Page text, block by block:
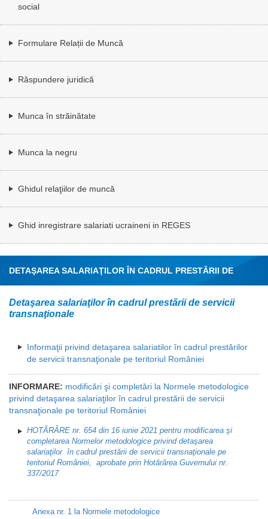
social
Formulare Relații de Muncă
Răspundere juridică
Munca în străinătate
Munca la negru
Ghidul relaţiilor de muncă
Ghid inregistrare salariati ucraineni in REGES
DETAŞAREA SALARIAŢILOR ÎN CADRUL PRESTĂRII DE
SERVICII TRANSNAŢIONALE PE TERITORIUL ROMÂNIEI
Detaşarea salariaţilor în cadrul prestării de servicii
transnaţionale
Informaţii privind detaşarea salariatilor în cadrul prestărilor
de servicii transnaţionale pe teritoriul României
INFORMARE: modificări şi completări la Normele metodologice
privind detaşarea salariaţilor în cadrul prestării de servicii
transnaţionale pe teritoriul României
HOTĂRÂRE nr. 654 din 16 iunie 2021 pentru modificarea şi
completarea Normelor metodologice privind detaşarea
salariaţilor în cadrul prestării de servicii transnaţionale pe
teritoriul României, aprobate prin Hotărârea Guvernului nr.
337/2017
Anexa nr. 1 la Normele metodologice